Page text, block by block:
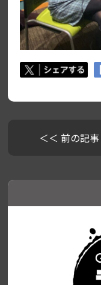
＜＜ 前の記事